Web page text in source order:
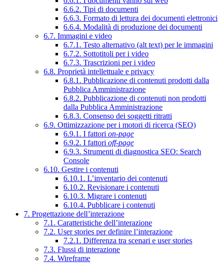
6.6.2. Tipi di documenti
6.6.3. Formato di lettura dei documenti elettronici
6.6.4. Modalità di produzione dei documenti
6.7. Immagini e video
6.7.1. Testo alternativo (alt text) per le immagini
6.7.2. Sottotitoli per i video
6.7.3. Trascrizioni per i video
6.8. Proprietà intellettuale e privacy
6.8.1. Pubblicazione di contenuti prodotti dalla
Pubblica Amministrazione
6.8.2. Pubblicazione di contenuti non prodotti
dalla Pubblica Amministrazione
6.8.3. Consenso dei soggetti ritratti
6.9. Ottimizzazione per i motori di ricerca (SEO)
6.9.1. I fattori on-page
6.9.2. I fattori off-page
6.9.3. Strumenti di diagnostica SEO: Search
Console
6.10. Gestire i contenuti
6.10.1. L’inventario dei contenuti
6.10.2. Revisionare i contenuti
6.10.3. Migrare i contenuti
6.10.4. Pubblicare i contenuti
7. Progettazione dell’interazione
7.1. Caratteristiche dell’interazione
7.2. User stories per definire l’interazione
7.2.1. Differenza tra scenari e user stories
7.3. Flussi di interazione
7.4. Wireframe